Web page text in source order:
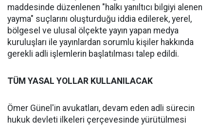
maddesinde düzenlenen "halkı yanıltıcı bilgiyi alenen
yayma" suçlarını oluşturduğu iddia edilerek, yerel,
bölgesel ve ulusal ölçekte yayın yapan medya
kuruluşları ile yayınlardan sorumlu kişiler hakkında
gerekli adli işlemlerin başlatılması talep edildi.
TÜM YASAL YOLLAR KULLANILACAK
Ömer Günel'in avukatları, devam eden adli sürecin
hukuk devleti ilkeleri çerçevesinde yürütülmesi